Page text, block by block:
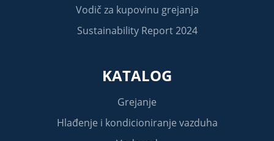
Vodič za kupovinu grejanja
Sustainability Report 2024
KATALOG
Grejanje
Hlađenje i kondicioniranje vazduha